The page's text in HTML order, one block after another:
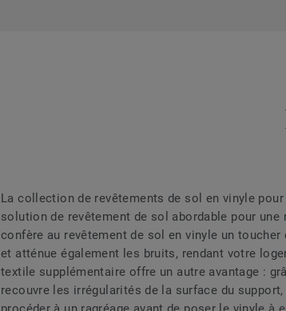
La collection de revêtements de sol en vinyle
solution de revêtement de sol abordable pour
confère au revêtement de sol en vinyle un
et atténue également les bruits, rendant votre
textile supplémentaire offre un autre avantage :
recouvre les irrégularités de la surface du